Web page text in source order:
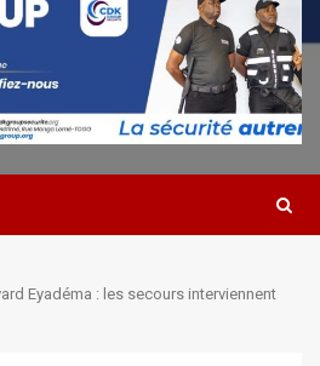
Eyadéma : les secours interviennent